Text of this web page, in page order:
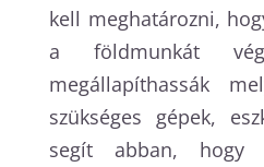
kell meghatározni,
a földmunkát
megállapíthassák
szükséges gépek,
segít abban, hogy